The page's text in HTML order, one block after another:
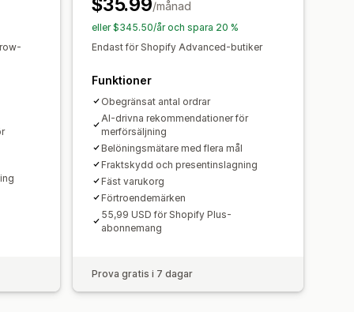
$35.99/månad
eller $345.50/år och spara 20 %
Endast för Shopify Advanced-butiker
Funktioner
Obegränsat antal ordrar
AI-drivna rekommendationer för
merförsäljning
Belöningsmätare med flera mål
Fraktskydd och presentinslagning
Fäst varukorg
Förtroendemärken
55,99 USD för Shopify Plus-
abonnemang
Prova gratis i 7 dagar